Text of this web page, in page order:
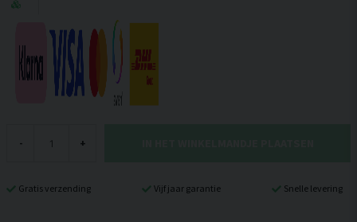
- +
Gratis verzending Vijf jaar garantie Snelle levering